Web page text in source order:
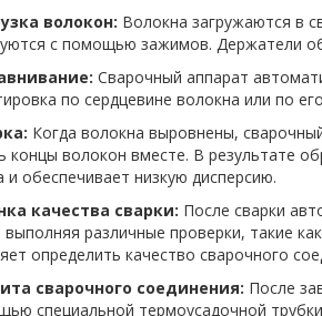
волокон: Волокна загружаются в
с помощью зажимов. Держатели
Сварочный аппарат
по сердцевине волокна или по
Когда волокна выровнены,
концы волокон вместе. В результате
и обеспечивает низкую дисперсию.
качества сварки: После сварки
выполняя различные проверки, такие
определить качество сварочного
сварочного соединения: После
специальной термоусадочной